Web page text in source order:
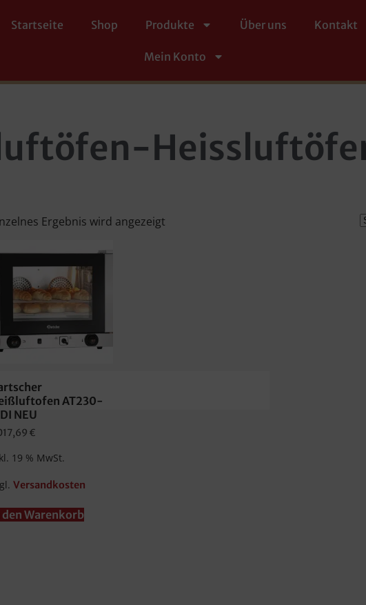
Startseite Shop Produkte Über uns Kontakt
Mein Konto
Ergebnis wird angezeigt
AT230-
NEU
€
19 % MwSt.
Versandkosten
den Warenkorb